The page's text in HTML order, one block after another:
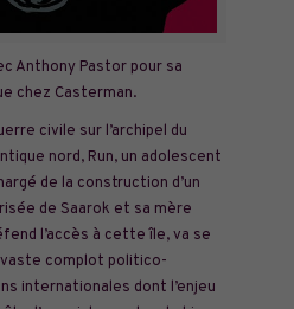
Anthony Pastor pour sa
chez Casterman.
civile sur l’archipel du
nord, Run, un adolescent
de la construction d’un
de Saarok et sa mère
l’accès à cette île, va se
vaste complot politico-
internationales dont l’enjeu